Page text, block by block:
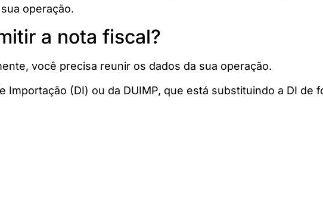
operação.
a nota fiscal?
você precisa reunir os dados da sua operação.
Importação (DI) ou da DUIMP, que está substituindo a DI de